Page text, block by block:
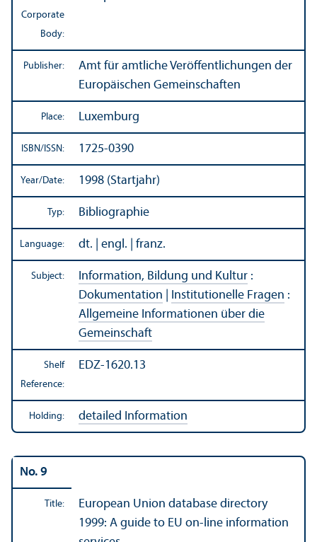
Corporate
Body:
Publisher:
Amt für amtliche Veröffentlichungen der
Europäischen Gemeinschaften
Place: Luxemburg
ISBN/ISSN: 1725-0390
Year/Date: 1998 (Startjahr)
Typ: Bibliographie
Language: dt. | engl. | franz.
Subject: Information, Bildung und Kultur :
Dokumentation
Institutionelle Fragen :
Allgemeine Informationen über die
Gemeinschaft
Shelf
Reference:
EDZ-1620.13
Holding: detailed Information
No. 9
Title:
European Union database directory
1999: A guide to EU on-line information